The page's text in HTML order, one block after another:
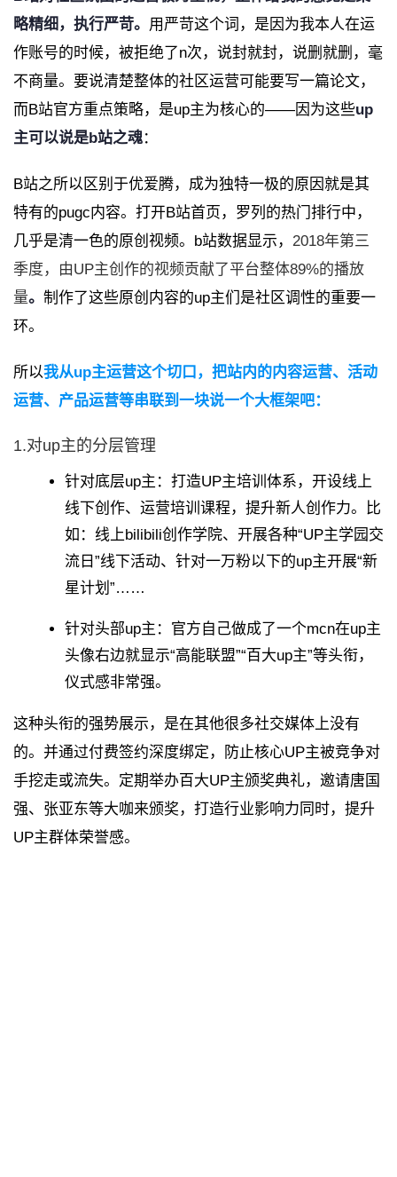
略精细，执行严苛。 用严苛这个词，是因为我本人在运
作账号的时候，被拒绝了n次，说封就封，说删就删，毫
不商量。 要说清楚整体的社区运营可能要写一篇论文，
而B站官方重点策略，是up主为核心的——因为这些up
主可以说是b站之魂：
B站之所以区别于优爱腾，成为独特一极的原因就是其
特有的pugc内容。 打开B站首页，罗列的热门排行中，
几乎是清一色的原创视频。b站数据显示， 2018年第三
季度，由UP主创作的视频贡献了平台整体89%的播放
量。 制作了这些原创内容的up主们是社区调性的重要一
环。
所以我从up主运营这个切口，把站内的内容运营、活动
运营、产品运营等串联到一块说一个大框架吧：
1.对up主的分层管理
针对底层up主： 打造UP主培训体系，开设线上
线下创作、运营培训课程，提升新人创作力。比
如：线上bilibili创作学院、开展各种“UP主学园交
流日”线下活动、针对一万粉以下的up主开展“新
星计划”……
针对头部up主： 官方自己做成了一个mcn在up主
头像右边就显示“高能联盟”“百大up主”等头衔，
仪式感非常强。
这种头衔的强势展示，是在其他很多社交媒体上没有
的。 并通过付费签约深度绑定，防止核心UP主被竞争对
手挖走或流失。 定期举办百大UP主颁奖典礼，邀请唐国
强、张亚东等大咖来颁奖，打造行业影响力同时，提升
UP主群体荣誉感。